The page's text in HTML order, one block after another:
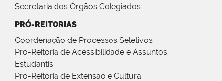
Secretaria dos Órgãos Colegiados
PRÓ-REITORIAS
Coordenação de Processos Seletivos
Pró-Reitoria de Acessibilidade e Assuntos
Estudantis
Pró-Reitoria de Extensão e Cultura